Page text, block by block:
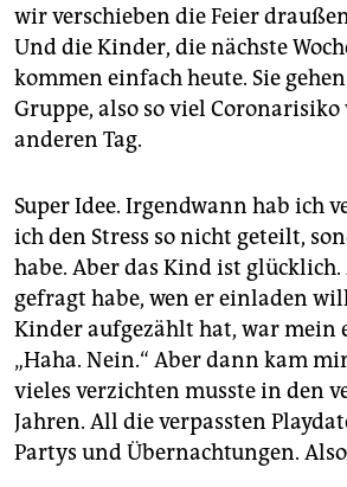
wir verschieben die Feier
Und die Kinder, die nächste
kommen einfach heute. Sie
Gruppe, also so viel Coronarisiko
anderen Tag.
Super Idee. Irgendwann hab ich
ich den Stress so nicht geteilt,
habe. Aber das Kind ist
gefragt habe, wen er einladen
Kinder aufgezählt hat, war mein
„Haha. Nein.“ Aber dann kam
vieles verzichten musste in den
Jahren. All die verpassten
Partys und Übernachtungen.